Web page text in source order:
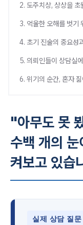
2. 도주치상, 상상을
3. 억울한 오해를 벗기
4. 초기 진술의 중요성
5. 의뢰인들이 상담실
6. 위기의 순간, 혼자
"아무도 못
수백 개의
켜보고 있습
실제 상담 질문